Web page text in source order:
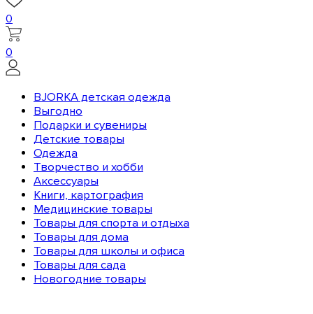
0
0
BJORKA детская одежда
Выгодно
Подарки и сувениры
Детские товары
Одежда
Творчество и хобби
Аксессуары
Книги, картография
Медицинские товары
Товары для спорта и отдыха
Товары для дома
Товары для школы и офиса
Товары для сада
Новогодние товары